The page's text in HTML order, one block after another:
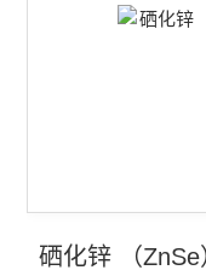
合束镜
硒化锌 （